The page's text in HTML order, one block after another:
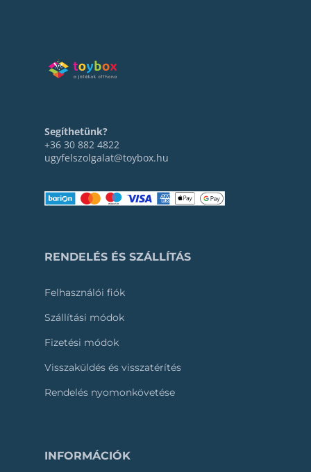
Segíthetünk?
+36 30 882 4822
ugyfelszolgalat@toybox.hu
RENDELÉS ÉS SZÁLLÍTÁS
Felhasználói fiók
Szállítási módok
Fizetési módok
Visszaküldés és visszatérítés
Rendelés nyomonkövetése
INFORMÁCIÓK